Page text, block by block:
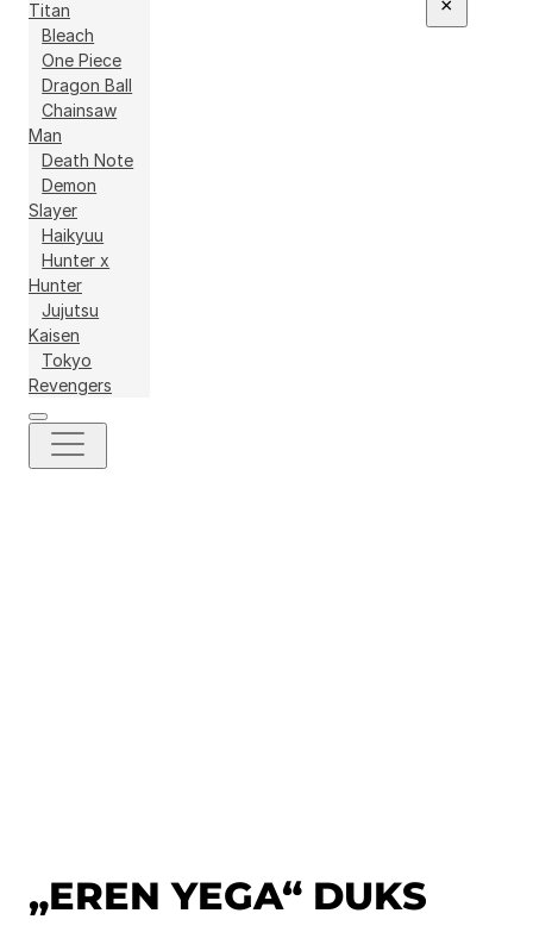
Titan
Bleach
One Piece
Dragon Ball
Chainsaw
Man
Death Note
Demon
Slayer
Haikyuu
Hunter x
Hunter
Jujutsu
Kaisen
Tokyo
Revengers
×
„EREN YEGA“ DUKS